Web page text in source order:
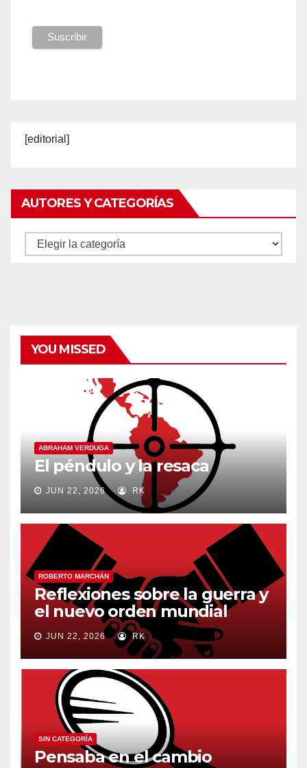
[editorial]
AUTORES Y CATEGORÍAS
Autores
YOU MISSED
ABRAHAM VERDUGA
El péndulo y la resaca
JUN 22, 2026 RK
ROBERTO MARCHÁN
Reflexiones sobre la guerra y
el nuevo orden mundial
JUN 22, 2026 RK
SIN CATEGORÍA
Pensaba en el cambio